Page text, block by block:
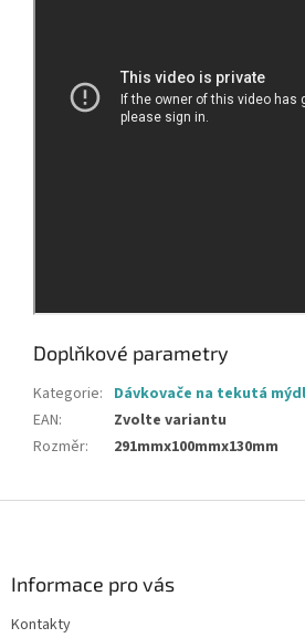
Doplňkové parametry
Kategorie: Dávkovače na tekutá
EAN:
Zvolte variantu
Rozměr: 291mmx100mmx130mm
Informace pro vás
Kontakty